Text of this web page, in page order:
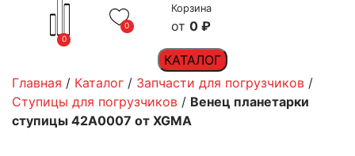
0
0
Корзина
0 ₽
КАТАЛОГ
Главная / Каталог / Запчасти для погрузчиков /
Ступицы для погрузчиков / Венец планетарки
ступицы 42A0007 от XGMA